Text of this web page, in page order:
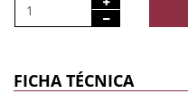
FICHA TÉCNICA